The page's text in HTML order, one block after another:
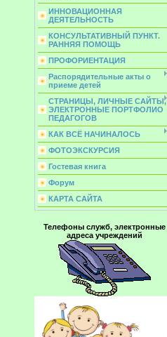
ИННОВАЦИОННАЯ
ДЕЯТЕЛЬНОСТЬ
КОНСУЛЬТАТИВНЫЙ ПУНКТ.
РАННЯЯ ПОМОЩЬ
ПРОФОРИЕНТАЦИЯ
Распорядительные акты о
приеме детей
СТРАНИЦЫ, ЛИЧНЫЕ САЙТЫ,
ЭЛЕКТРОННЫЕ ПОРТФОЛИО
ПЕДАГОГОВ
КАК ВСЁ НАЧИНАЛОСЬ
ФОТОЭКСКУРСИЯ
Гостевая книга
Форум
КАРТА САЙТА
Телефоны служб, электронные
адреса учреждений